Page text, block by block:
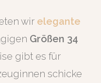
wir elegante
Größen 34
gibt es für
schicke